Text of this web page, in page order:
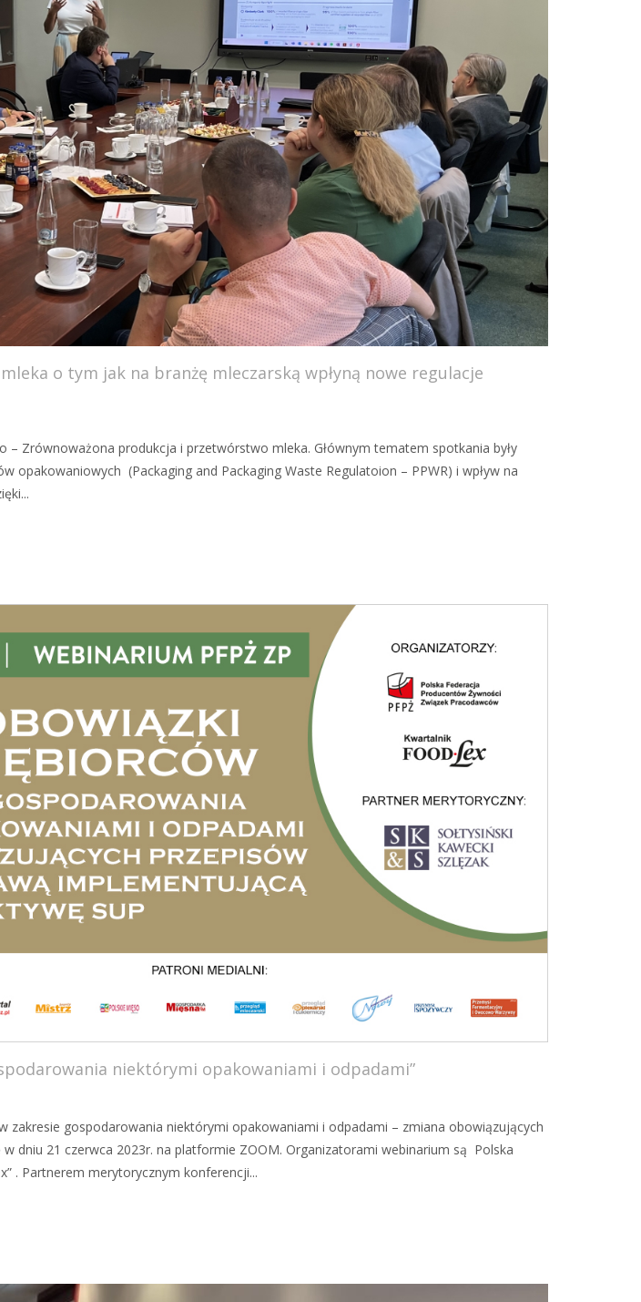
o tym jak na branżę mleczarską wpłyną nowe regulacje
Zrównoważona produkcja i przetwórstwo mleka. Głównym tematem spotkania były
(Packaging and Packaging Waste Regulatoion – PPWR) i wpływ na
niektórymi opakowaniami i odpadami”
gospodarowania niektórymi opakowaniami i odpadami – zmiana obowiązujących
dniu 21 czerwca 2023r. na platformie ZOOM. Organizatorami webinarium są Polska
. Partnerem merytorycznym konferencji...